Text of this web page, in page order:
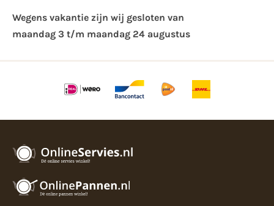
Wegens vakantie zijn wij gesloten van ​
maandag 3 t/m maandag 24 augustus